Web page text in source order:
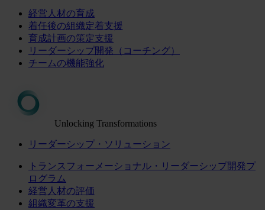
経営人材の育成
着任後の組織定着支援
育成計画の策定支援
リーダーシップ開発（コーチング）
チームの機能強化
Unlocking Transformations
リーダーシップ・ソリューション
トランスフォーメーショナル・リーダーシップ開発プ
ログラム
経営人材の評価
組織変革の支援